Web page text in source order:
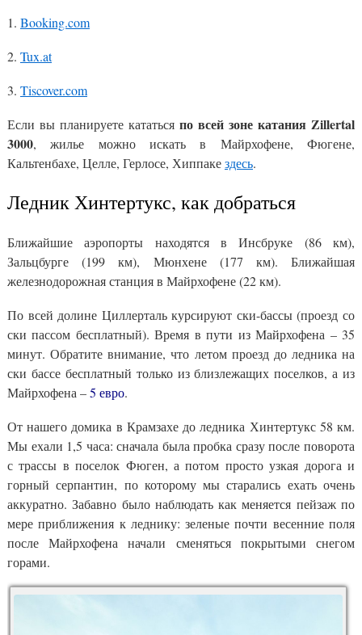
1. Booking.com
2. Tux.at
3. Tiscover.com
Если вы планируете кататься по всей зоне катания Zillertal
3000, жилье можно искать в Майрхофене, Фюгене,
Кальтенбахе, Целле, Герлосе, Хиппакездесь.
Ледник Хинтертукс, как добраться
Ближайшие аэропорты находятся в Инсбруке (86 км),
Зальцбурге (199 км), Мюнхене (177 км). Ближайшая
железнодорожная станция в Майрхофене (22 км).
По всей долине Циллерталь курсируют ски-бассы (проезд со
ски пассом бесплатный). Время в пути из Майрхофена – 35
минут. Обратите внимание, что летом проезд до ледника на
ски бассе бесплатный только из близлежащих поселков, а из
Майрхофена –5 евро.
От нашего домика в Крамзахе до ледника Хинтертукс 58 км.
Мы ехали 1,5 часа: сначала была пробка сразу после поворота
с трассы в поселок Фюген, а потом просто узкая дорога и
горный серпантин, по которому мы старались ехать очень
аккуратно. Забавно было наблюдать как меняется пейзаж по
мере приближения к леднику: зеленые почти весенние поля
после Майрхофена начали сменяться покрытыми снегом
горами.